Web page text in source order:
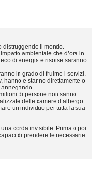
distruggendo il mondo.
ambientale che d’ora in
di energia e risorse saranno
in grado di fruirne i servizi.
hanno e stanno direttamente o
annegando.
di persone non sanno
delle camere d’albergo
un individuo per tutta la sua
corda invisibile. Prima o poi
di prendere le necessarie